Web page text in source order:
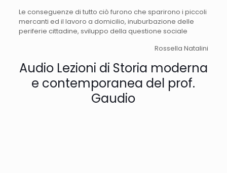
Le conseguenze di tutto ciò furono che sparirono i piccoli
mercanti ed il lavoro a domicilio, inuburbazione delle
periferie cittadine, sviluppo della questione sociale
Rossella Natalini
Audio Lezioni di Storia moderna
e contemporanea del prof.
Gaudio